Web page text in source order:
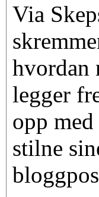
Via
hvordan
legger
opp
stilne